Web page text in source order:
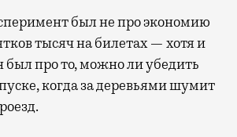
был не про экономию
тысяч на билетах — хотя и
был про то, можно ли убедить
когда за деревьями шумит